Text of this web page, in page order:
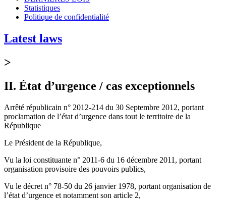
Statistiques
Politique de confidentialité
Latest laws
>
II. État d’urgence / cas exceptionnels
Arrêté républicain n° 2012-214 du 30 Septembre 2012, portant
proclamation de l’état d’urgence dans tout le territoire de la
République
Le Président de la République,
Vu la loi constituante n° 2011-6 du 16 décembre 2011, portant
organisation provisoire des pouvoirs publics,
Vu le décret n° 78-50 du 26 janvier 1978, portant organisation de
l’état d’urgence et notamment son article 2,